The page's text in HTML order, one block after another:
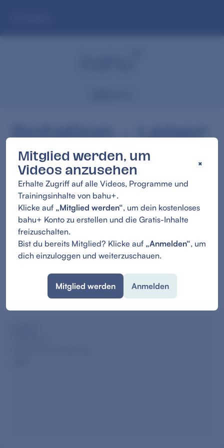
Rotation – Leber
& Gallenblase
3:03
Mitglied werden, um
Videos anzusehen
×
Erhalte Zugriff auf alle Videos, Programme und
Trainingsinhalte von bahu+.
Klicke auf „Mitglied werden“, um dein kostenloses
bahu+ Konto zu erstellen und die Gratis-Inhalte
freizuschalten.
Bist du bereits Mitglied? Klicke auf „Anmelden“, um
dich einzuloggen und weiterzuschauen.
Mitglied werden Anmelden